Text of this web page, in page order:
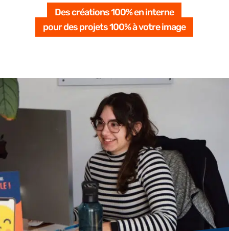
Des créations 100% en interne
pour des projets 100% à votre image